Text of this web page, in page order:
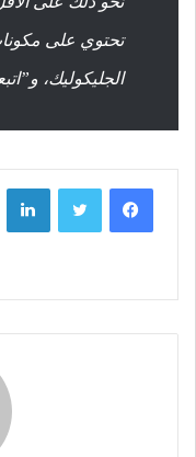
تحتوي على
الجليكوليك،
فيسبوكتويتر